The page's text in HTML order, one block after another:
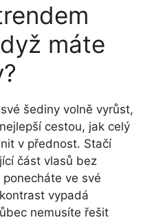
máte
šediny volně vyrůst,
cestou, jak celý
v přednost. Stačí
část vlasů bez
ve své
vypadá
nemusíte řešit